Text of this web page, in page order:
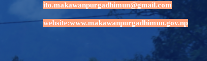
ito.makawanpurgadhimun@gmail.com
website:www.makawanpurgadhimun.gov.np